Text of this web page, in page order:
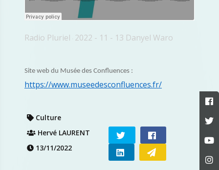
Radio Pluriel · 2022 - 11 - 13 Danyel Waro
Site web du Musée des Confluences :
https://www.museedesconfluences.fr/
Culture
Hervé LAURENT
13/11/2022